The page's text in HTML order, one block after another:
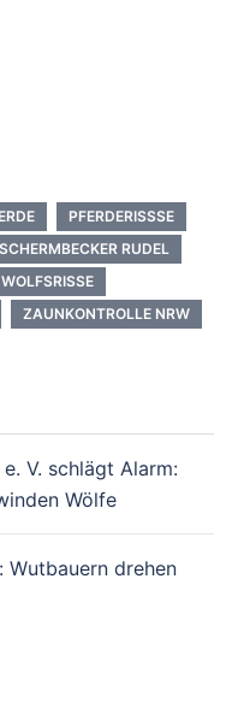
PFERDERISSSE
SCHERMBECKER RUDEL
WOLFSRISSE
ZAUNKONTROLLE NRW
V. schlägt Alarm:
Wölfe
Wutbauern drehen